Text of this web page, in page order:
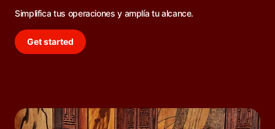
Simplifica tus operaciones y amplía tu alcance.
Get started